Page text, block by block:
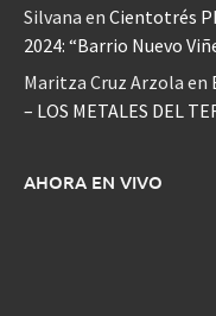
Silvana en Cientotrés
2024: “Barrio Nuevo
Maritza Cruz Arzola en
– LOS METALES DEL
AHORA EN VIVO